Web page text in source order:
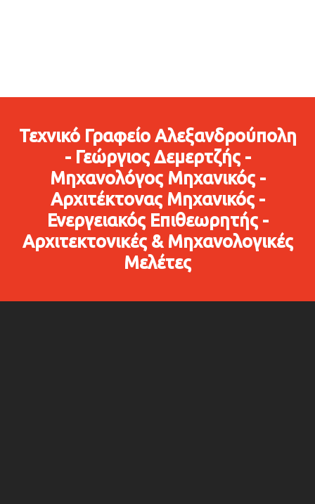
Τεχνικό Γραφείο Αλεξανδρούπολη
- Γεώργιος Δεμερτζής -
Μηχανολόγος Μηχανικός -
Αρχιτέκτονας Μηχανικός -
Ενεργειακός Επιθεωρητής -
Αρχιτεκτονικές & Μηχανολογικές
Μελέτες